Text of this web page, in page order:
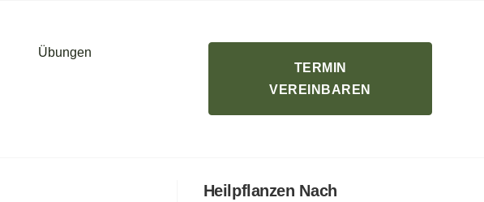
Übungen
TERMIN
VEREINBAREN
Heilpflanzen Nach